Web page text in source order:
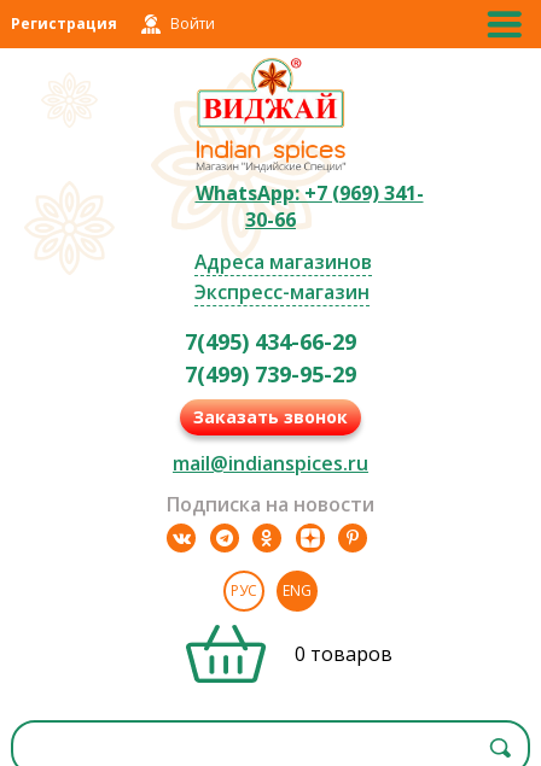
Регистрация Войти
WhatsApp: +7 (969) 341-
30-66
Адреса магазинов
Экспресс-магазин
7(495) 434-66-29
7(499) 739-95-29
Заказать звонок
mail@indianspices.ru
Подписка на новости
РУС ENG
0 товаров